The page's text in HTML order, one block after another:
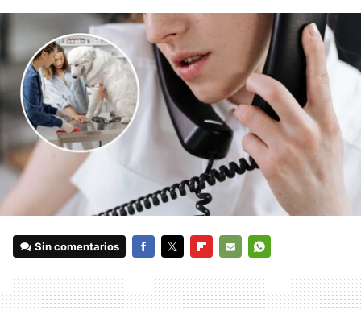
Sin comentarios
MAIL